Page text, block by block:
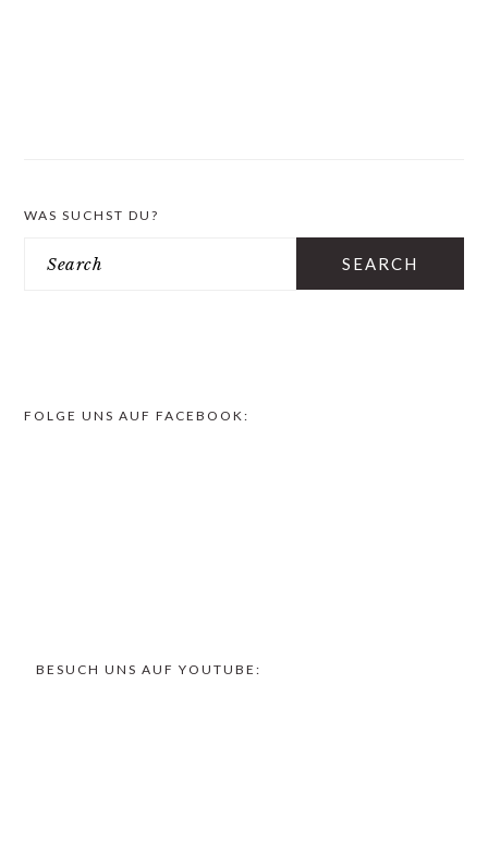
WAS SUCHST DU?
FOLGE UNS AUF FACEBOOK:
BESUCH UNS AUF YOUTUBE: